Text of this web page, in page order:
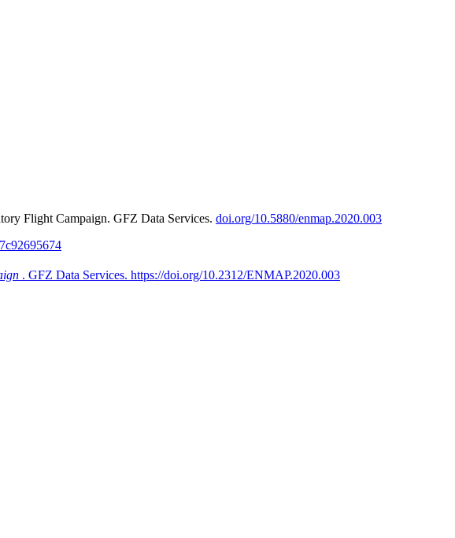
Flight Campaign. GFZ Data Services. doi.org/10.5880/enmap.2020.003
. GFZ Data Services. https://doi.org/10.2312/ENMAP.2020.003